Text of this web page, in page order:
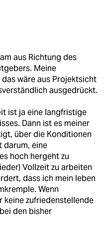
aus Richtung des
Meine
wäre aus Projektsicht
ausgedrückt.
ist ja eine langfristige
Dann ist es meiner
über die Konditionen
darum, eine
hoch hergeht zu
Vollzeit zu arbeiten
dass ich mein leben
Wenn
zufriedenstellende
den bisher